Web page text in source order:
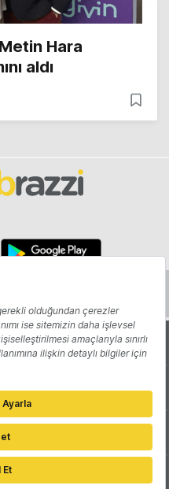
Hara
aldı
Yazarlar
Reklam